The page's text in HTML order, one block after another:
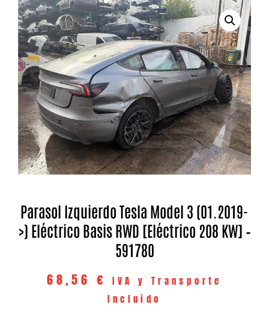
Parasol Izquierdo Tesla Model 3 (01.2019-
>) Eléctrico Basis RWD [eléctrico 208 KW] –
591780
68,56 €
IVA y Transporte
Incluido